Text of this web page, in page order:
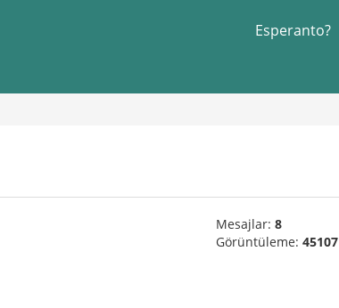
Esperanto?
Mesajlar: 8
Görüntüleme: 45107